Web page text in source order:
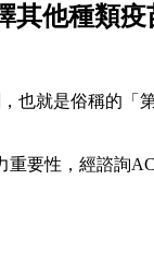
其他種類
也就是俗稱的「
要性，經諮詢